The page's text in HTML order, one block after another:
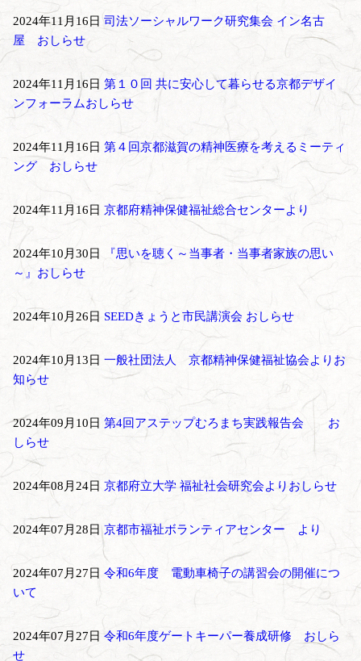
2024年11月16日司法ソーシャルワーク研究集会 イン名古
屋 おしらせ
2024年11月16日 第１０回 共に安心して暮らせる京都デザイ
ンフォーラムおしらせ
2024年11月16日 第４回京都滋賀の精神医療を考えるミーティ
ング おしらせ
2024年11月16日 京都府精神保健福祉総合センターより
2024年10月30日
『思いを聴く～当事者・当事者家族の思い
～』おしらせ
2024年10月26日 SEEDきょうと市民講演会 おしらせ
2024年10月13日 一般社団法人 京都精神保健福祉協会よりお
知らせ
2024年09月10日 第4回アステップむろまち実践報告会 お
しらせ
2024年08月24日 京都府立大学 福祉社会研究会よりおしらせ
2024年07月28日京都市福祉ボランティアセンター より
2024年07月27日 令和6年度 電動車椅子の講習会の開催につ
いて
2024年07月27日 令和6年度ゲートキーパー養成研修 おしら
せ